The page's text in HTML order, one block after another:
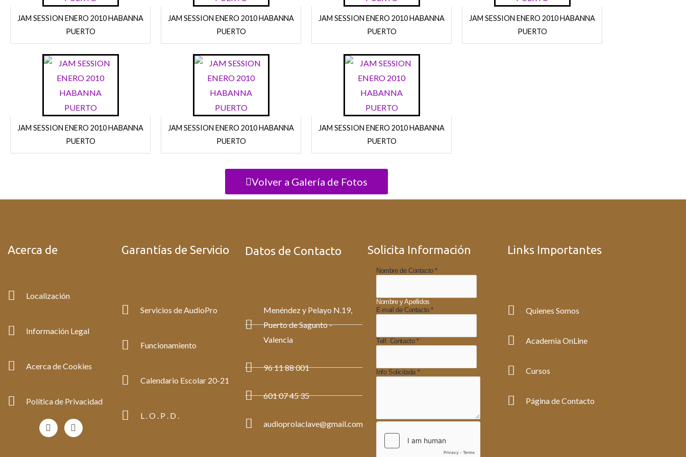
JAM SESSION ENERO 2010 HABANNA
PUERTO
JAM SESSION ENERO 2010 HABANNA
PUERTO
JAM SESSION ENERO 2010 HABANNA
PUERTO
JAM SESSION ENERO 2010 HABANNA
PUERTO
JAM SESSION ENERO 2010 HABANNA
PUERTO
JAM SESSION ENERO 2010 HABANNA
PUERTO
JAM SESSION ENERO 2010 HABANNA
PUERTO
Volver a Galería de Fotos
Acerca de
Localización
Información Legal
Acerca de Cookies
Política de Privacidad
F
a
I
n
Garantías de Servicio
Servicios de AudioPro
Funcionamiento
Calendario Escolar 20-21
L . O . P . D .
Datos de Contacto
Menéndez y Pelayo N.19,
Puerto de Sagunto -
Valencia
96 11 88 001
601 07 45 35
audioprolaclave@gmail.com
Solicita Información
Nombre de Contacto*
Nombre y Apellidos
E-mail de Contacto*
Telf. Contacto *
Info Solicitada *
Links Importantes
Quienes Somos
Academia OnLine
Cursos
Página de Contacto